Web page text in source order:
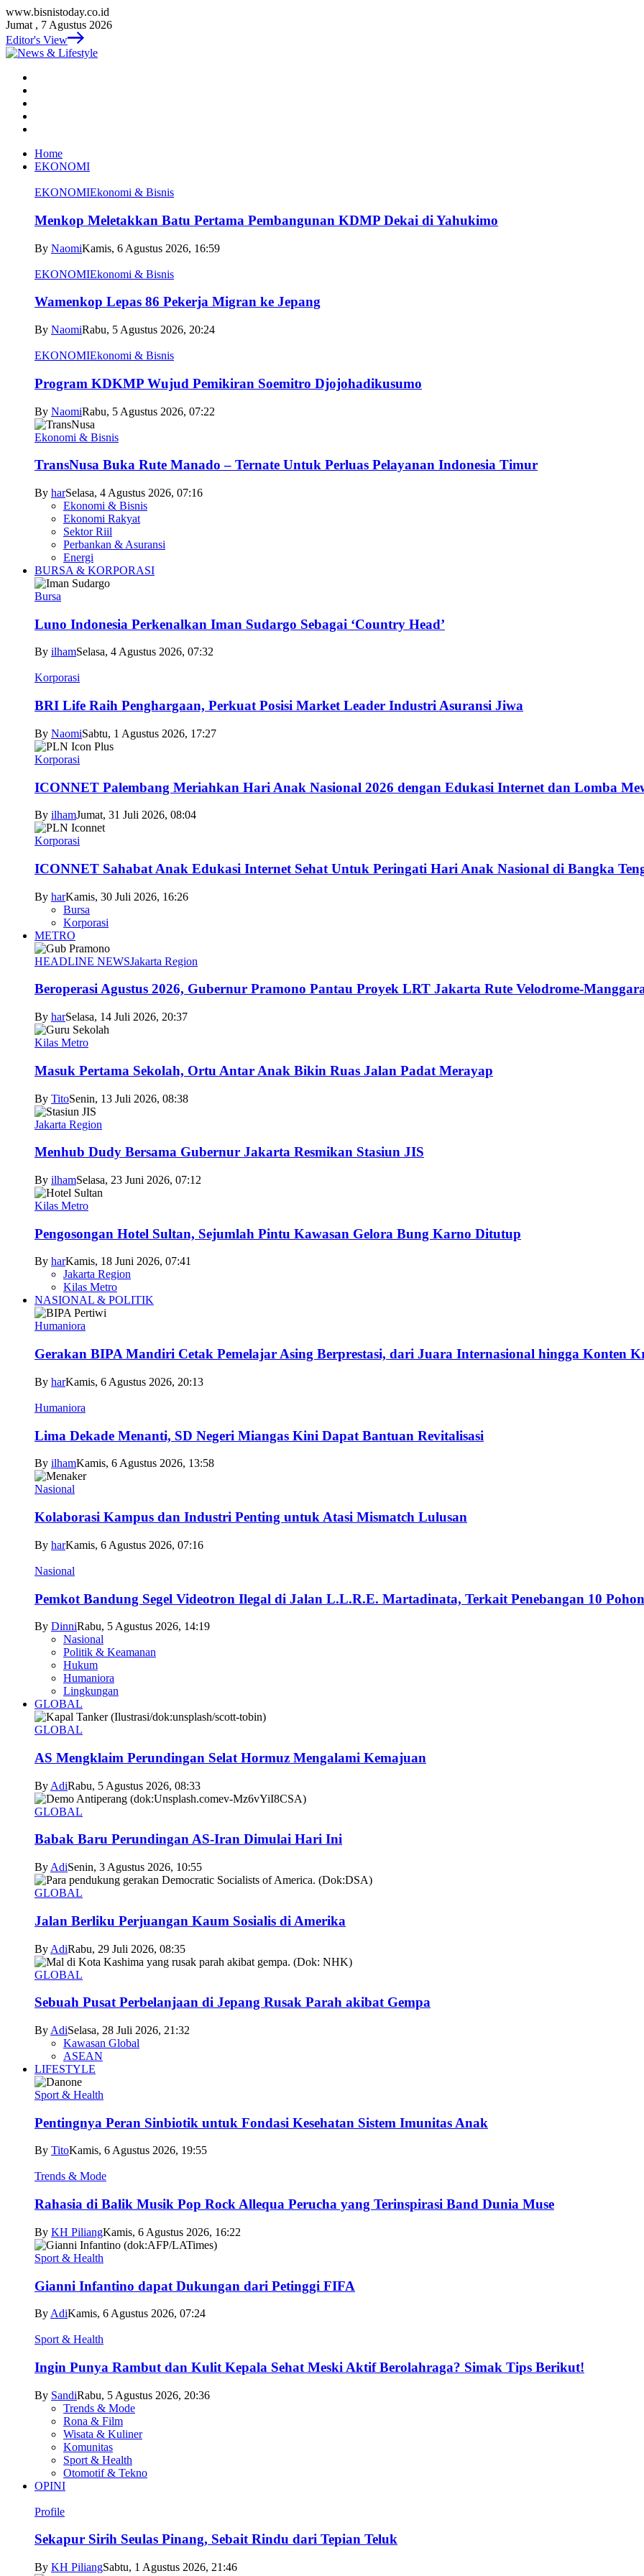
www.bisnistoday.co.id
Jumat , 7 Agustus 2026
Editor's View
Home
EKONOMI
EKONOMIEkonomi & Bisnis
Menkop Meletakkan Batu Pertama Pembangunan KDMP Dekai di Yahukimo
By NaomiKamis, 6 Agustus 2026, 16:59
EKONOMIEkonomi & Bisnis
Wamenkop Lepas 86 Pekerja Migran ke Jepang
By NaomiRabu, 5 Agustus 2026, 20:24
EKONOMIEkonomi & Bisnis
Program KDKMP Wujud Pemikiran Soemitro Djojohadikusumo
By NaomiRabu, 5 Agustus 2026, 07:22
Ekonomi & Bisnis
TransNusa Buka Rute Manado – Ternate Untuk Perluas Pelayanan Indonesia Timur
By harSelasa, 4 Agustus 2026, 07:16
Ekonomi & Bisnis
Ekonomi Rakyat
Sektor Riil
Perbankan & Asuransi
Energi
BURSA & KORPORASI
Bursa
Luno Indonesia Perkenalkan Iman Sudargo Sebagai ‘Country Head’
By ilhamSelasa, 4 Agustus 2026, 07:32
Korporasi
BRI Life Raih Penghargaan, Perkuat Posisi Market Leader Industri Asuransi Jiwa
By NaomiSabtu, 1 Agustus 2026, 17:27
Korporasi
ICONNET Palembang Meriahkan Hari Anak Nasional 2026 dengan Edukasi Internet dan Lomba
By ilhamJumat, 31 Juli 2026, 08:04
Korporasi
ICONNET Sahabat Anak Edukasi Internet Sehat Untuk Peringati Hari Anak Nasional di Bangka
By harKamis, 30 Juli 2026, 16:26
Bursa
Korporasi
METRO
HEADLINE NEWSJakarta Region
Beroperasi Agustus 2026, Gubernur Pramono Pantau Proyek LRT Jakarta Rute Velodrome-
By harSelasa, 14 Juli 2026, 20:37
Kilas Metro
Masuk Pertama Sekolah, Ortu Antar Anak Bikin Ruas Jalan Padat Merayap
By TitoSenin, 13 Juli 2026, 08:38
Jakarta Region
Menhub Dudy Bersama Gubernur Jakarta Resmikan Stasiun JIS
By ilhamSelasa, 23 Juni 2026, 07:12
Kilas Metro
Pengosongan Hotel Sultan, Sejumlah Pintu Kawasan Gelora Bung Karno Ditutup
By harKamis, 18 Juni 2026, 07:41
Jakarta Region
Kilas Metro
NASIONAL & POLITIK
Humaniora
Gerakan BIPA Mandiri Cetak Pemelajar Asing Berprestasi, dari Juara Internasional hingga Konten
By harKamis, 6 Agustus 2026, 20:13
Humaniora
Lima Dekade Menanti, SD Negeri Miangas Kini Dapat Bantuan Revitalisasi
By ilhamKamis, 6 Agustus 2026, 13:58
Nasional
Kolaborasi Kampus dan Industri Penting untuk Atasi Mismatch Lulusan
By harKamis, 6 Agustus 2026, 07:16
Nasional
Pemkot Bandung Segel Videotron Ilegal di Jalan L.L.R.E. Martadinata, Terkait Penebangan 10 Pohon
By DinniRabu, 5 Agustus 2026, 14:19
Nasional
Politik & Keamanan
Hukum
Humaniora
Lingkungan
GLOBAL
GLOBAL
AS Mengklaim Perundingan Selat Hormuz Mengalami Kemajuan
By AdiRabu, 5 Agustus 2026, 08:33
GLOBAL
Babak Baru Perundingan AS-Iran Dimulai Hari Ini
By AdiSenin, 3 Agustus 2026, 10:55
GLOBAL
Jalan Berliku Perjuangan Kaum Sosialis di Amerika
By AdiRabu, 29 Juli 2026, 08:35
GLOBAL
Sebuah Pusat Perbelanjaan di Jepang Rusak Parah akibat Gempa
By AdiSelasa, 28 Juli 2026, 21:32
Kawasan Global
ASEAN
LIFESTYLE
Sport & Health
Pentingnya Peran Sinbiotik untuk Fondasi Kesehatan Sistem Imunitas Anak
By TitoKamis, 6 Agustus 2026, 19:55
Trends & Mode
Rahasia di Balik Musik Pop Rock Allequa Perucha yang Terinspirasi Band Dunia Muse
By KH PiliangKamis, 6 Agustus 2026, 16:22
Sport & Health
Gianni Infantino dapat Dukungan dari Petinggi FIFA
By AdiKamis, 6 Agustus 2026, 07:24
Sport & Health
Ingin Punya Rambut dan Kulit Kepala Sehat Meski Aktif Berolahraga? Simak Tips Berikut!
By SandiRabu, 5 Agustus 2026, 20:36
Trends & Mode
Rona & Film
Wisata & Kuliner
Komunitas
Sport & Health
Otomotif & Tekno
OPINI
Profile
Sekapur Sirih Seulas Pinang, Sebait Rindu dari Tepian Teluk
By KH PiliangSabtu, 1 Agustus 2026, 21:46